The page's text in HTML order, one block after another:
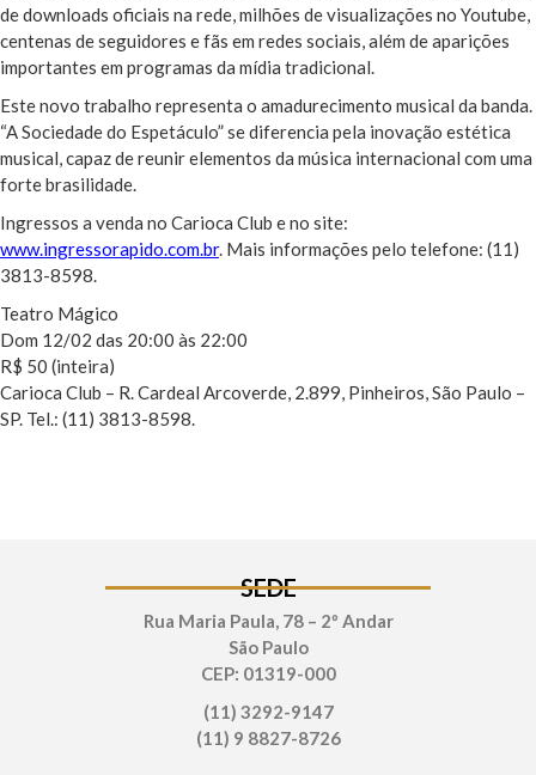
de downloads oficiais na rede, milhões de visualizações no Youtube,
centenas de seguidores e fãs em redes sociais, além de aparições
importantes em programas da mídia tradicional.
Este novo trabalho representa o amadurecimento musical da banda.
“A Sociedade do Espetáculo” se diferencia pela inovação estética
musical, capaz de reunir elementos da música internacional com uma
forte brasilidade.
Ingressos a venda no Carioca Club e no site:
www.ingressorapido.com.br. Mais informações pelo telefone: (11)
3813-8598.
Teatro Mágico
Dom 12/02 das 20:00 às 22:00
R$ 50 (inteira)
Carioca Club – R. Cardeal Arcoverde, 2.899, Pinheiros, São Paulo –
SP. Tel.: (11) 3813-8598.
SEDE
Rua Maria Paula, 78 – 2º Andar
São Paulo
CEP: 01319-000
(11) 3292-9147
(11) 9 8827-8726